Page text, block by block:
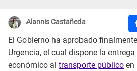
Alannis Castañeda
El Gobierno ha aprobado
Urgencia, el cual dispone la
económico al transporte público en